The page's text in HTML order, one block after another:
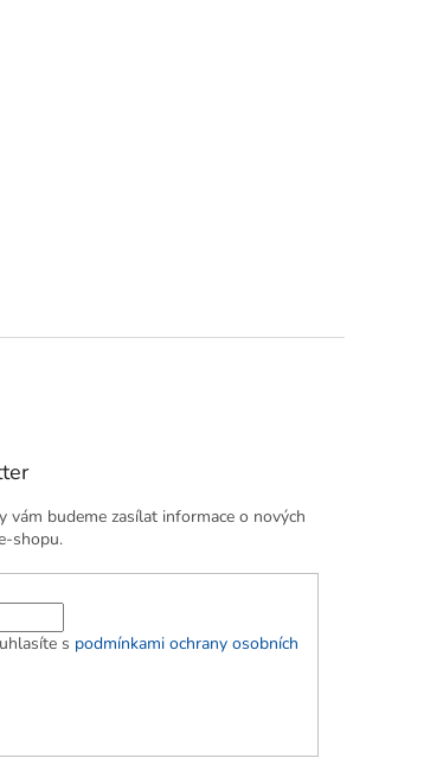
vám budeme zasílat informace o nových
shopu.
s podmínkami ochrany osobních